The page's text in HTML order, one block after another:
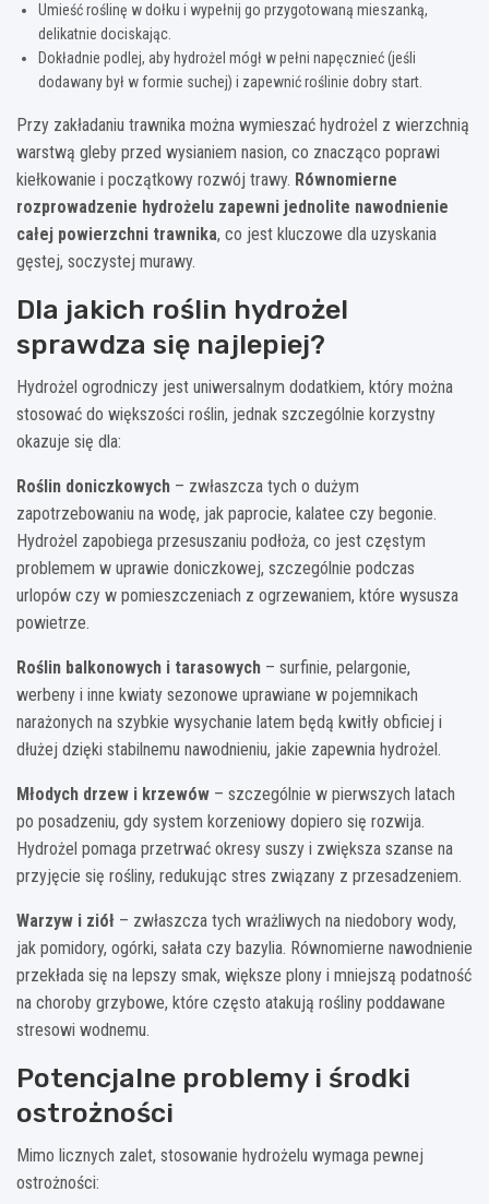
Umieść roślinę w dołku i wypełnij go przygotowaną mieszanką,
delikatnie dociskając.
Dokładnie podlej, aby hydrożel mógł w pełni napęcznieć (jeśli
dodawany był w formie suchej) i zapewnić roślinie dobry start.
Przy zakładaniu trawnika można wymieszać hydrożel z wierzchnią
warstwą gleby przed wysianiem nasion, co znacząco poprawi
kiełkowanie i początkowy rozwój trawy. Równomierne
rozprowadzenie hydrożelu zapewni jednolite nawodnienie
całej powierzchni trawnika, co jest kluczowe dla uzyskania
gęstej, soczystej murawy.
Dla jakich roślin hydrożel
sprawdza się najlepiej?
Hydrożel ogrodniczy jest uniwersalnym dodatkiem, który można
stosować do większości roślin, jednak szczególnie korzystny
okazuje się dla:
Roślin doniczkowych – zwłaszcza tych o dużym
zapotrzebowaniu na wodę, jak paprocie, kalatee czy begonie.
Hydrożel zapobiega przesuszaniu podłoża, co jest częstym
problemem w uprawie doniczkowej, szczególnie podczas
urlopów czy w pomieszczeniach z ogrzewaniem, które wysusza
powietrze.
Roślin balkonowych i tarasowych – surfinie, pelargonie,
werbeny i inne kwiaty sezonowe uprawiane w pojemnikach
narażonych na szybkie wysychanie latem będą kwitły obficiej i
dłużej dzięki stabilnemu nawodnieniu, jakie zapewnia hydrożel.
Młodych drzew i krzewów – szczególnie w pierwszych latach
po posadzeniu, gdy system korzeniowy dopiero się rozwija.
Hydrożel pomaga przetrwać okresy suszy i zwiększa szanse na
przyjęcie się rośliny, redukując stres związany z przesadzeniem.
Warzyw i ziół – zwłaszcza tych wrażliwych na niedobory wody,
jak pomidory, ogórki, sałata czy bazylia. Równomierne nawodnienie
przekłada się na lepszy smak, większe plony i mniejszą podatność
na choroby grzybowe, które często atakują rośliny poddawane
stresowi wodnemu.
Potencjalne problemy i środki
ostrożności
Mimo licznych zalet, stosowanie hydrożelu wymaga pewnej
ostrożności: